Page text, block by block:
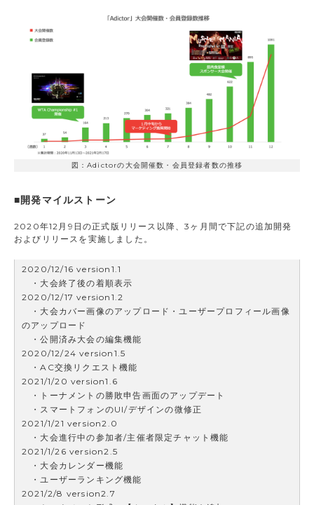
図：Adictorの大会開催数・会員登録者数の推移
■開発マイルストーン
2020年12月9日の正式版リリース以降、3ヶ月間で下記の追加開発
およびリリースを実施しました。
2020/12/16 version1.1
・大会終了後の着順表示
2020/12/17 version1.2
・大会カバー画像のアップロード・ユーザープロフィール画像
のアップロード
・公開済み大会の編集機能
2020/12/24 version1.5
・AC交換リクエスト機能
2021/1/20 version1.6
・トーナメントの勝敗申告画面のアップデート
・スマートフォンのUI/デザインの微修正
2021/1/21 version2.0
・大会進行中の参加者/主催者限定チャット機能
2021/1/26 version2.5
・大会カレンダー機能
・ユーザーランキング機能
2021/2/8 version2.7